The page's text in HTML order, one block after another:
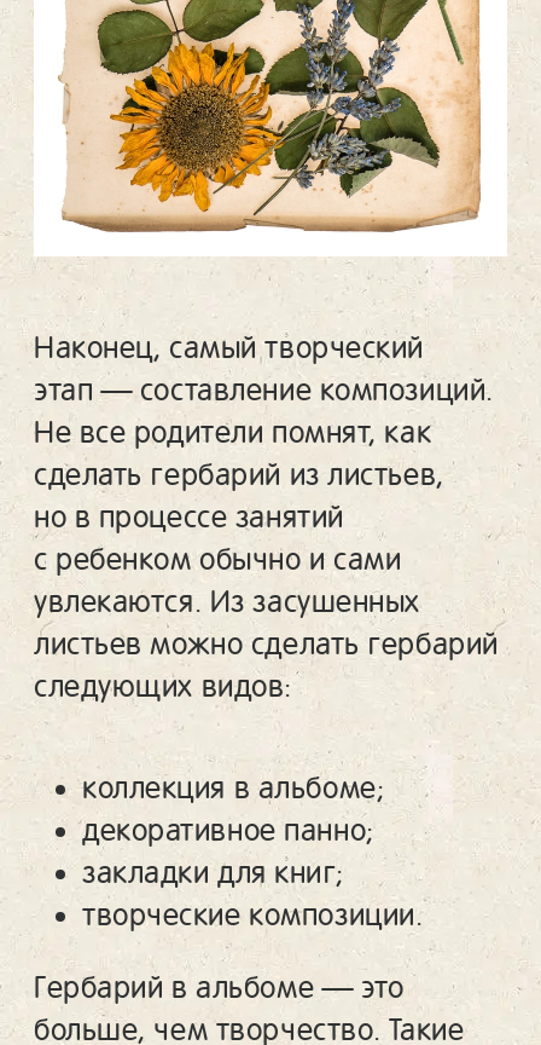
Наконец, самый творческий
этап — составление композиций.
Не все родители помнят, как
сделать гербарий из листьев,
но в процессе занятий
с ребенком обычно и сами
увлекаются. Из засушенных
листьев можно сделать гербарий
следующих видов:
коллекция в альбоме;
декоративное панно;
закладки для книг;
творческие композиции.
Гербарий в альбоме — это
больше, чем творчество. Такие